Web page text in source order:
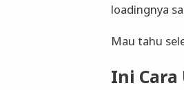
loadingnya
Mau tahu
Ini Cara